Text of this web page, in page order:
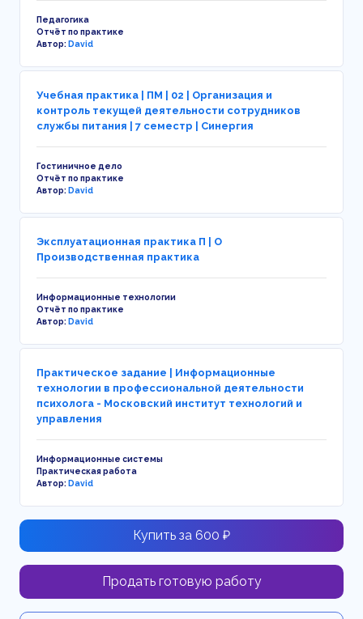
Педагогика
Отчёт по практике
Автор:David
Учебная практика | ПМ | 02 | Организация и
контроль текущей деятельности сотрудников
службы питания | 7 семестр | Синергия
Гостиничное дело
Отчёт по практике
Автор:David
Эксплуатационная практика П | О
Производственная практика
Информационные технологии
Отчёт по практике
Автор:David
Практическое задание | Информационные
технологии в профессиональной деятельности
психолога - Московский институт технологий и
управления
Информационные системы
Практическая работа
Автор:David
Купить за 600 ₽
Продать готовую работу